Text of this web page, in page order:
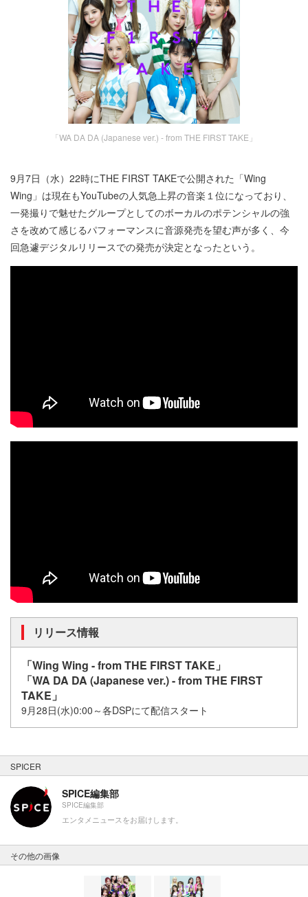
「WA DA DA (Japanese ver.) - from THE FIRST TAKE」
9月7日（水）22時にTHE FIRST TAKEで公開された「Wing
Wing」は現在もYouTubeの人気急上昇の音楽１位になっており、
一発撮りで魅せたグループとしてのボーカルのポテンシャルの強
さを改めて感じるパフォーマンスに音源発売を望む声が多く、今
回急遽デジタルリリースでの発売が決定となったという。
リリース情報
「Wing Wing - from THE FIRST TAKE」
「WA DA DA (Japanese ver.) - from THE FIRST
TAKE」
9月28日(水)0:00～各DSPにて配信スタート
SPICER
SPICE編集部
SPICE編集部
エンタメニュースをお届けします。
その他の画像